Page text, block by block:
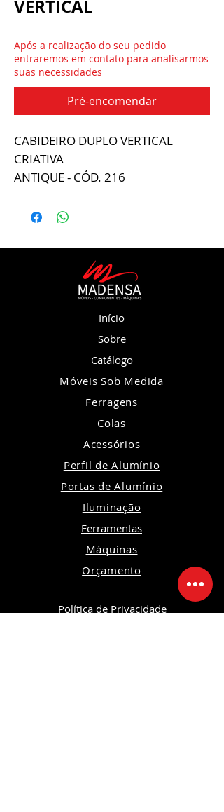
VERTICAL
Após a realização do seu pedido
entraremos em contato para analisarmos
suas necessidades
Pré-encomendar
CABIDEIRO DUPLO VERTICAL
CRIATIVA
ANTIQUE - CÓD. 216
Início
Sobre
Catálogo
Móveis Sob Medida
Ferragens
Colas
Acessórios
Perfil de Alumínio
Portas de Alumínio
Iluminação
Ferramentas
Máquinas
Orçamento
Política de Privacidade